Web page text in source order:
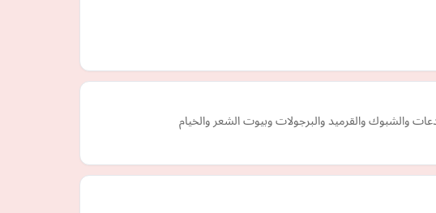
والشبوك والقرميد والبرجولات وبيوت الشعر والخيام